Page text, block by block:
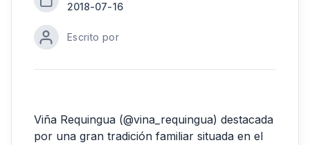
2018-07-16
Escrito por
Viña Requingua (@vina_requingua) destacada
por una gran tradición familiar situada en el